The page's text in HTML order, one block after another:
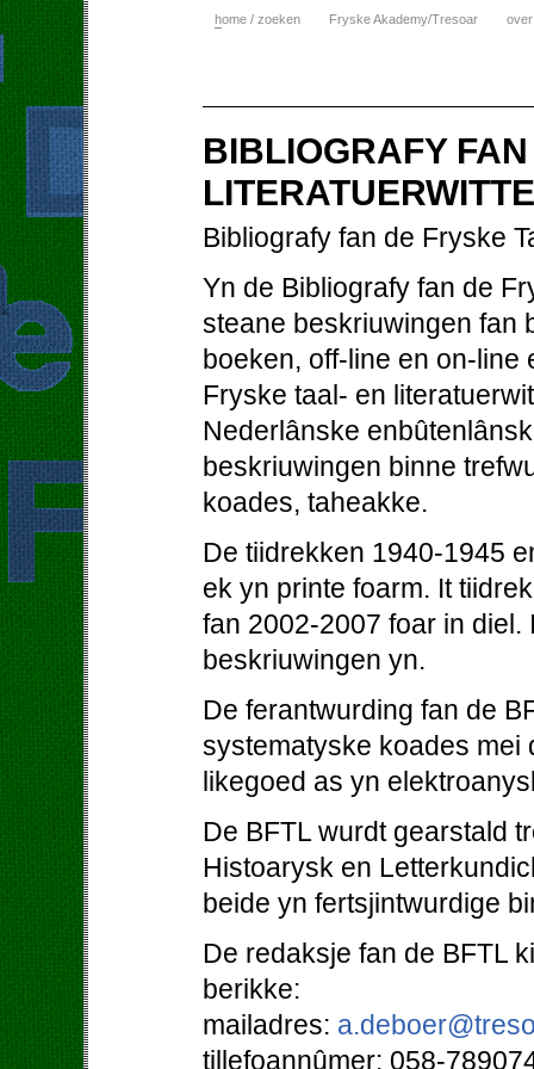
home / zoeken Fryske Akademy/Tresoar
BIBLIOGRAFY
Bibliografy fan de Fryske
Yn de Bibliografy fan de
steane beskriuwingen fan
boeken, off-line en on-line
Fryske taal- en
Nederlânske
beskriuwingen binne
koades, taheakke.
De tiidrekken 1940-1945
ek yn printe foarm. It
fan 2002-2007 foar in
beskriuwingen yn.
De ferantwurding fan de
systematyske koades mei
likegoed as yn
De BFTL wurdt gearstald
Histoarysk en
beide yn fertsjintwurdige
De redaksje fan de BFTL
berikke:
mailadres:
tillefoannûmer: 058-